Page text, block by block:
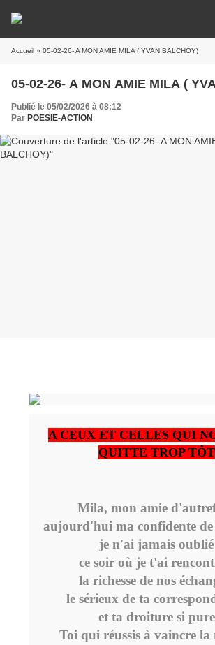
Accueil » 05-02-26- A MON AMIE MILA ( YVAN BALCHOY)
05-02-26- A MON AMIE MILA (
Publié le 05/02/2026 à 08:12
Par POESIE-ACTION
A CEUX ET CELLES QUI
QUITTE TROP TÔT
Mila, mon amie
aujourd'hui ma confidente
je n'ai jamais oublié
ce soir où je t'ai
la richesse de nos
le sérieux de ta
et ta droiture si
Toi qui réussis à vaincre la